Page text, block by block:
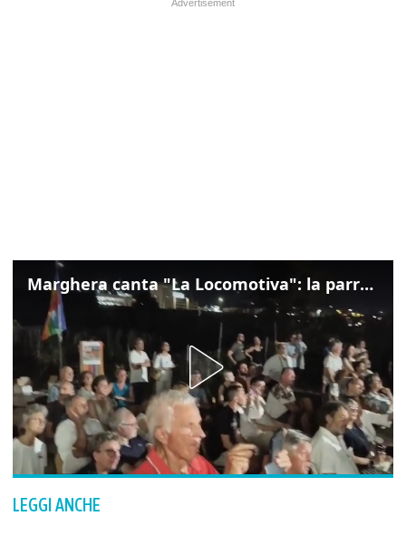
Marghera canta "La Locomotiva": la parrocchia della Cita ricorda Guccini
LEGGI ANCHE